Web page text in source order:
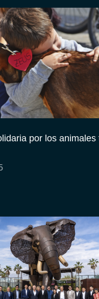
por los animales